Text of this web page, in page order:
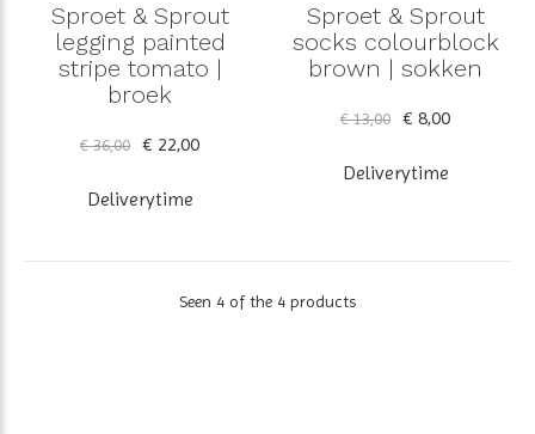
Sproet & Sprout
legging painted
stripe tomato |
broek
€ 36,00 € 22,00
Deliverytime
Sproet & Sprout
socks colourblock
brown | sokken
€ 13,00 € 8,00
Deliverytime
Seen 4 of the 4 products